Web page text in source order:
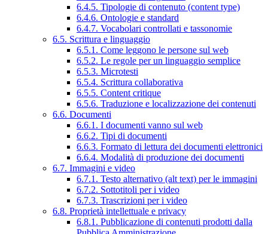
6.4.5. Tipologie di contenuto (content type)
6.4.6. Ontologie e standard
6.4.7. Vocabolari controllati e tassonomie
6.5. Scrittura e linguaggio
6.5.1. Come leggono le persone sul web
6.5.2. Le regole per un linguaggio semplice
6.5.3. Microtesti
6.5.4. Scrittura collaborativa
6.5.5. Content critique
6.5.6. Traduzione e localizzazione dei contenuti
6.6. Documenti
6.6.1. I documenti vanno sul web
6.6.2. Tipi di documenti
6.6.3. Formato di lettura dei documenti elettronici
6.6.4. Modalità di produzione dei documenti
6.7. Immagini e video
6.7.1. Testo alternativo (alt text) per le immagini
6.7.2. Sottotitoli per i video
6.7.3. Trascrizioni per i video
6.8. Proprietà intellettuale e privacy
6.8.1. Pubblicazione di contenuti prodotti dalla